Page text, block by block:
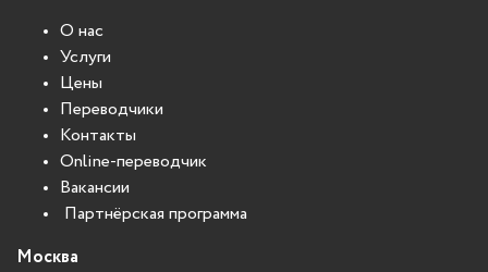
О нас
Услуги
Цены
Переводчики
Контакты
Online-переводчик
Вакансии
Партнёрская программа
Москва